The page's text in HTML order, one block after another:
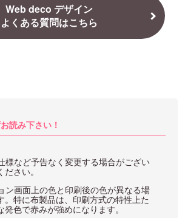
Web deco デザイン
よくある質問はこちら
読み下さい！
様など予告なく変更する場合がござい
さい。
ン画面上の色と印刷後の色が異なる場
。特に布製品は、印刷方式の特性上た
発色で赤みが強めになります。